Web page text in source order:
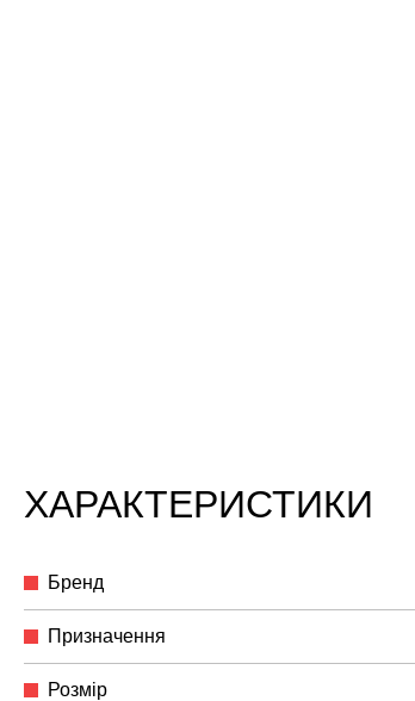
ХАРАКТЕРИСТИКИ
Бренд
Призначення
Розмір